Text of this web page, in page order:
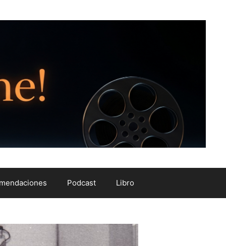
Podcast Libro